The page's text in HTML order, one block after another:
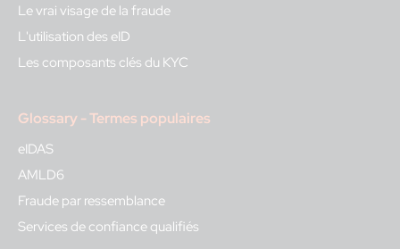
Le vrai visage de la fraude
L'utilisation des eID
Les composants clés du KYC
Glossary - Termes populaires
eIDAS
AMLD6
Fraude par ressemblance
Services de confiance qualifiés